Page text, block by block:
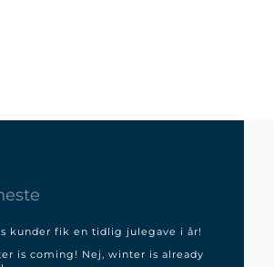
kunder fik en tidlig julegave i år!
is coming! Nej, winter is already